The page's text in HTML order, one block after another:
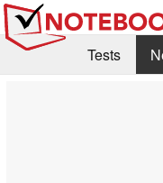
Tests